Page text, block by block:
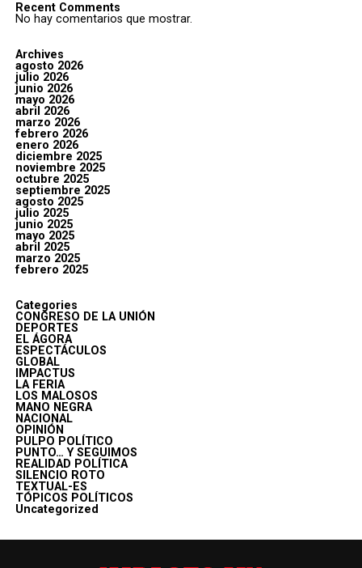
Recent Comments
No hay comentarios que mostrar.
Archives
agosto 2026
julio 2026
junio 2026
mayo 2026
abril 2026
marzo 2026
febrero 2026
enero 2026
diciembre 2025
noviembre 2025
octubre 2025
septiembre 2025
agosto 2025
julio 2025
junio 2025
mayo 2025
abril 2025
marzo 2025
febrero 2025
Categories
CONGRESO DE LA UNIÓN
DEPORTES
EL ÁGORA
ESPECTÁCULOS
GLOBAL
IMPACTUS
LA FERIA
LOS MALOSOS
MANO NEGRA
NACIONAL
OPINIÓN
PULPO POLÍTICO
PUNTO… Y SEGUIMOS
REALIDAD POLÍTICA
SILENCIO ROTO
TEXTUAL-ES
TÓPICOS POLÍTICOS
Uncategorized